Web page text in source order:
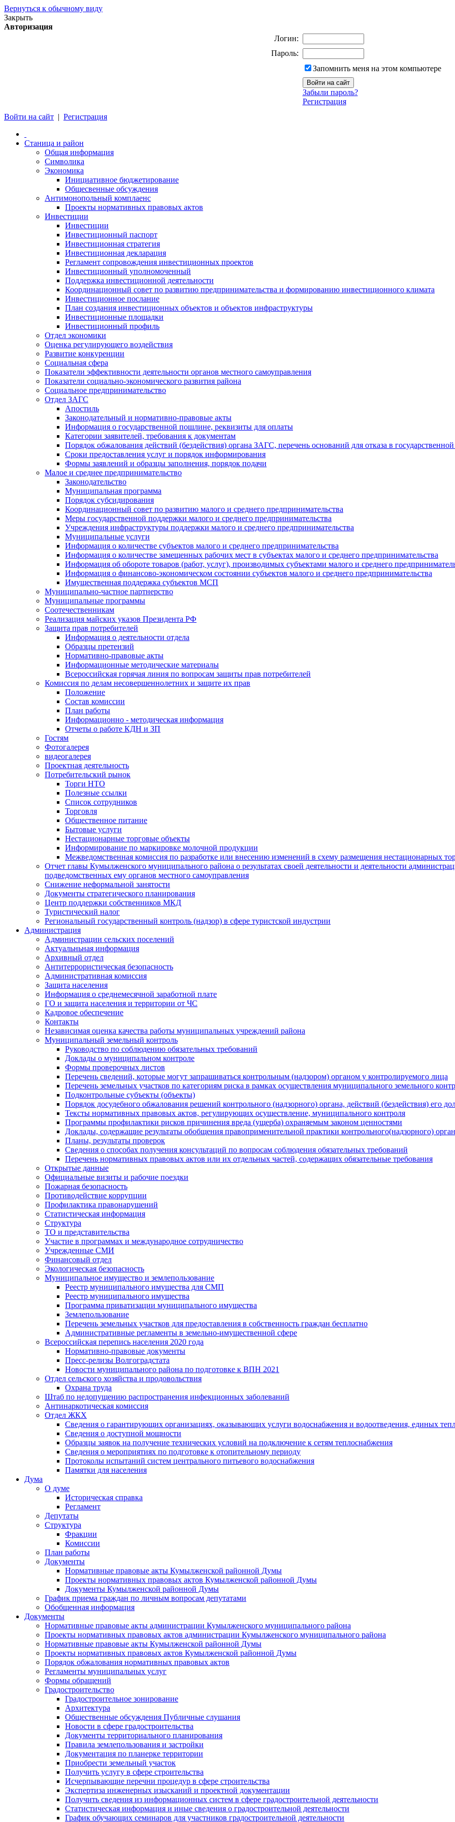
Вернуться к обычному виду
Закрыть
Авторизация
Логин:
Пароль:
Запомнить меня на этом компьютере
Забыли пароль?
Регистрация
Войти на сайт | Регистрация
Станица и район
Общая информация
Символика
Экономика
Инициативное бюджетирование
Общесвенные обсуждения
Антимонопольный комплаенс
Проекты нормативных правовых актов
Инвестиции
Инвестиции
Инвестиционный паспорт
Инвестиционная стратегия
Инвестиционная декларация
Регламент сопровождения инвестиционных проектов
Инвестиционный уполномоченный
Поддержка инвестиционной деятельности
Координационный совет по развитию предпринимательства и формированию инвестиционного климата
Инвестиционное послание
План создания инвестиционных объектов и объектов инфраструктуры
Инвестиционные площадки
Инвестиционный профиль
Отдел экономики
Оценка регулирующего воздействия
Развитие конкуренции
Социальная сфера
Показатели эффективности деятельности органов местного самоуправления
Показатели социально-экономического развития района
Социальное предпринимательство
Отдел ЗАГС
Апостиль
Законодательный и нормативно-правовые акты
Информация о государственной пошлине, реквизиты для оплаты
Категории заявителей, требования к документам
Порядок обжалования действий (бездействия) органа ЗАГС, перечень оснований для отказа в
Сроки предоставления услуг и порядок информирования
Формы заявлений и образцы заполнения, порядок подачи
Малое и среднее предпринимательство
Законодательство
Муниципальная программа
Порядок субсидирования
Координационный совет по развитию малого и среднего предпринимательства
Меры государственной поддержки малого и среднего предпринимательства
Учреждения инфраструктуры поддержки малого и среднего предпринимательства
Муниципальные услуги
Информация о количестве субъектов малого и среднего предпринимательства
Информация о количестве замещенных рабочих мест в субъектах малого и среднего предпринимательства
Информация об обороте товаров (работ, услуг), производимых субъектами малого и среднего
Информация о финансово-экономическом состоянии субъектов малого и среднего предпринимательства
Имущественная поддержка субъектов МСП
Муниципально-частное партнерство
Муниципальные программы
Соотечественникам
Реализация майских указов Президента РФ
Защита прав потребителей
Информация о деятельности отдела
Образцы претензий
Нормативно-правовые акты
Информационные методические материалы
Всероссийская горячая линия по вопросам защиты прав потребителей
Комиссия по делам несовершеннолетних и защите их прав
Положение
Состав комиссии
План работы
Информационно - методическая информация
Отчеты о работе КДН и ЗП
Гостям
Фотогалерея
видеогалерея
Проектная деятельность
Потребительский рынок
Торги НТО
Полезные ссылки
Список сотрудников
Торговля
Общественное питание
Бытовые услуги
Нестационарные торговые объекты
Информирование по маркировке молочной продукции
Межведомственная комиссия по разработке или внесению изменений в схему размещения нестационарных
Отчет главы Кумылженского муниципального района о результатах своей деятельности и деятельности
подведомственных ему органов местного самоуправления
Снижение неформальной занятости
Документы стратегического планирования
Центр поддержки собственников МКД
Туристический налог
Региональный государственный контроль (надзор) в сфере туристской индустрии
Администрация
Администрации сельских поселений
Актуальньная информация
Архивный отдел
Антитеррористическая безопасность
Административная комиссия
Защита населения
Информация о среднемесячной заработной плате
ГО и защита населения и территории от ЧС
Кадровое обеспечение
Контакты
Независимая оценка качества работы муниципальных учреждений района
Муниципальный земельный контроль
Руководство по соблюдению обязательных требований
Доклады о муниципальном контроле
Формы проверочных листов
Перечень сведений, которые могут запрашиваться контрольным (надзором) органом у контролируемого лица
Перечень земельных участков по категориям риска в рамках осуществления муниципального земельного
Подконтрольные субъекты (объекты)
Порядок досудебного обжалования решений контрольного (надзорного) органа, действий (бездействия) его
Тексты нормативных правовых актов, регулирующих осуществление, муниципального контроля
Программы профилактики рисков причинения вреда (ущерба) охраняемым законом ценностями
Доклады, содержащие результаты обобщения правоприменительной практики контрольного(надзорного)
Планы, результаты проверок
Сведения о способах получения консультаций по вопросам соблюдения обязательных требований
Перечень нормативных правовых актов или их отдельных частей, содержащих обязательные требования
Открытые данные
Официальные визиты и рабочие поездки
Пожарная безопасность
Противодействие коррупции
Профилактика правонарушений
Статистическая информация
Структура
ТО и представительства
Участие в программах и международное сотрудничество
Учрежденные СМИ
Финансовый отдел
Экологическая безопасность
Муниципальное имущество и землепользование
Реестр муниципального имущества для СМП
Реестр муниципального имущества
Программа приватизации муниципального имущества
Землепользование
Перечень земельных участков для предоставления в собственность граждан бесплатно
Административные регламенты в земельно-имущественной сфере
Всероссийская перепись населения 2020 года
Нормативно-правовые документы
Пресс-релизы Волгоградстата
Новости муниципального района по подготовке к ВПН 2021
Отдел сельского хозяйства и продовольствия
Охрана труда
Штаб по недопущению распространения инфекционных заболеваний
Антинаркотическая комиссия
Отдел ЖКХ
Сведения о гарантирующих организациях, оказывающих услуги водоснабжения и водоотведения, единых
Сведения о доступной мощности
Образцы заявок на получение технических условий на подключение к сетям теплоснабжения
Сведения о мероприятиях по подготовке к отопительному периоду
Протоколы испытаний систем центрального питьевого водоснабжения
Памятки для населения
Дума
О думе
Историческая справка
Регламент
Депутаты
Структура
Фракции
Комиссии
План работы
Документы
Нормативные правовые акты Кумылженской районной Думы
Проекты нормативных правовых актов Кумылженской районной Думы
Документы Кумылженской районной Думы
График приема граждан по личным вопросам депутатами
Обобщенная информация
Документы
Нормативные правовые акты администрации Кумылженского муниципального района
Проекты нормативных правовых актов администрации Кумылженского муниципального района
Нормативные правовые акты Кумылженской районной Думы
Проекты нормативных правовых актов Кумылженской районной Думы
Порядок обжалования нормативных правовых актов
Регламенты муниципальных услуг
Формы обращений
Градостроительство
Градостроительное зонирование
Архитектура
Общественные обсуждения Публичные слушания
Новости в сфере градостроительства
Документы территориального планирования
Правила землепользования и застройки
Документация по планерке территории
Приобрести земельный участок
Получить услугу в сфере строительства
Исчерпывающие перечни процедур в сфере строительства
Экспертиза инженерных изысканий и проектной документации
Получить сведения из информационных систем в сфере градостроительной деятельности
Статистическая информация и иные сведения о градостроительной деятельности
График обучающих семинаров для участников градостроительной деятельности